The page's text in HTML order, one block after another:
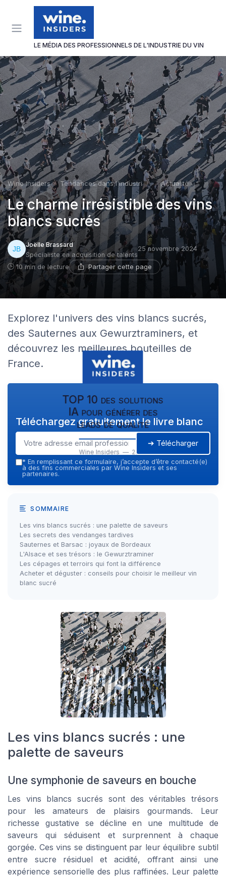
LE MÉDIA DES PROFESSIONNELS DE L'INDUSTRIE DU VIN
Wine Insiders Tendances dans l'industrie du vin Actualité
Le charme irrésistible des vins
blancs sucrés
Joëlle Brassard
Spécialiste en acquisition de talents
25 novembre 2024
10 min de lecture Partager cette page
Explorez l'univers des vins blancs sucrés,
des Sauternes aux Gewurztraminers, et
découvrez les meilleures bouteilles de
France.
TOP 10 des solutions
IA pour générer des
leads de qualité
Wine Insiders — 2026
Téléchargez gratuitement le livre blanc
➔ Télécharger
* En remplissant ce formulaire, j’accepte d’être contacté(e)
à des fins commerciales par Wine Insiders et ses
partenaires.
SOMMAIRE
Les vins blancs sucrés : une palette de saveurs
Les secrets des vendanges tardives
Sauternes et Barsac : joyaux de Bordeaux
L'Alsace et ses trésors : le Gewurztraminer
Les cépages et terroirs qui font la différence
Acheter et déguster : conseils pour choisir le meilleur vin
blanc sucré
Les vins blancs sucrés : une
palette de saveurs
Une symphonie de saveurs en bouche
Les vins blancs sucrés sont des véritables trésors
pour les amateurs de plaisirs gourmands. Leur
richesse gustative se décline en une multitude de
saveurs qui séduisent et surprennent à chaque
gorgée. Ces vins se distinguent par leur équilibre subtil
entre sucre résiduel et acidité, offrant ainsi une
expérience sensorielle des plus raffinées. Leur palette
Panneau de gestion des cookies